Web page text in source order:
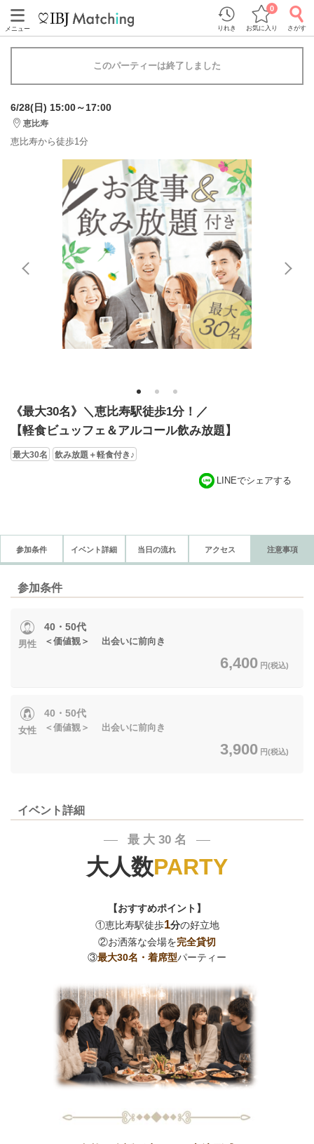
メニュー りれき お気に入り
0
さがす
このパーティーは終了しました
6/28(日) 15:00～17:00
恵比寿
恵比寿から徒歩1分
1 2 3
《最大30名》＼恵比寿駅徒歩1分！／
【軽食ビュッフェ＆アルコール飲み放題】
最大30名 飲み放題＋軽食付き♪
LINEでシェアする
参加条件 イベント詳細 当日の流れ アクセス 注意事項
参加条件
男性
40・50代
＜価値観＞ 出会いに前向き
6,400 円(税込)
女性
40・50代
＜価値観＞ 出会いに前向き
3,900 円(税込)
イベント詳細
── 最 大 30 名 ──
大人数PARTY
【おすすめポイント】
①恵比寿駅徒歩1分の好立地
②お洒落な会場を完全貸切
③最大30名・着席型パーティー